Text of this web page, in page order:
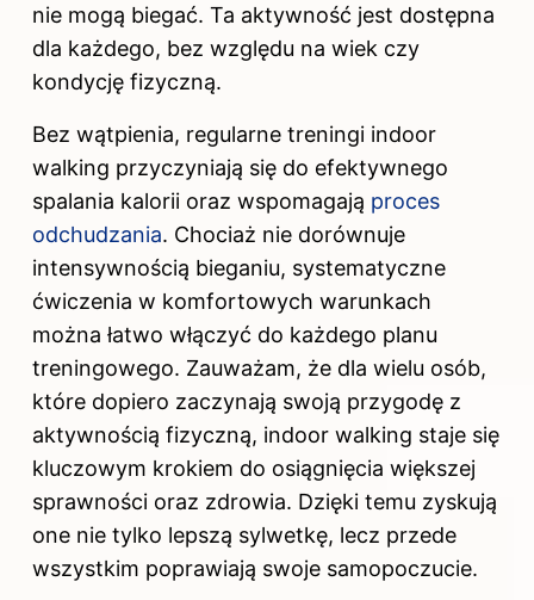
nie mogą biegać. Ta aktywność jest dostępna
dla każdego, bez względu na wiek czy
kondycję fizyczną.
Bez wątpienia, regularne treningi indoor
walking przyczyniają się do efektywnego
spalania kalorii oraz wspomagają proces
odchudzania. Chociaż nie dorównuje
intensywnością bieganiu, systematyczne
ćwiczenia w komfortowych warunkach
można łatwo włączyć do każdego planu
treningowego. Zauważam, że dla wielu osób,
które dopiero zaczynają swoją przygodę z
aktywnością fizyczną, indoor walking staje się
kluczowym krokiem do osiągnięcia większej
sprawności oraz zdrowia. Dzięki temu zyskują
one nie tylko lepszą sylwetkę, lecz przede
wszystkim poprawiają swoje samopoczucie.